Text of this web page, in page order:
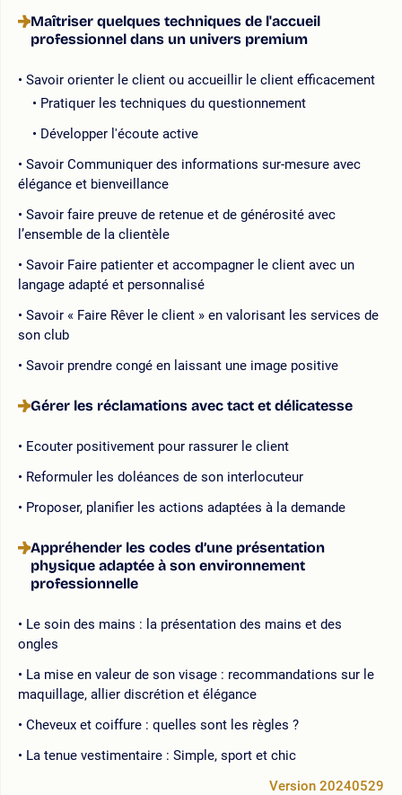
Maîtriser quelques techniques de l'accueil
professionnel dans un univers premium
Savoir orienter le client ou accueillir le client efficacement
Pratiquer les techniques du questionnement
Développer l'écoute active
Savoir Communiquer des informations sur-mesure avec
élégance et bienveillance
Savoir faire preuve de retenue et de générosité avec
l’ensemble de la clientèle
Savoir Faire patienter et accompagner le client avec un
langage adapté et personnalisé
Savoir « Faire Rêver le client » en valorisant les services de
son club
Savoir prendre congé en laissant une image positive
Gérer les réclamations avec tact et délicatesse
Ecouter positivement pour rassurer le client
Reformuler les doléances de son interlocuteur
Proposer, planifier les actions adaptées à la demande
Appréhender les codes d’une présentation
physique adaptée à son environnement
professionnelle
Le soin des mains : la présentation des mains et des
ongles
La mise en valeur de son visage : recommandations sur le
maquillage, allier discrétion et élégance
Cheveux et coiffure : quelles sont les règles ?
La tenue vestimentaire : Simple, sport et chic
Version 20240529